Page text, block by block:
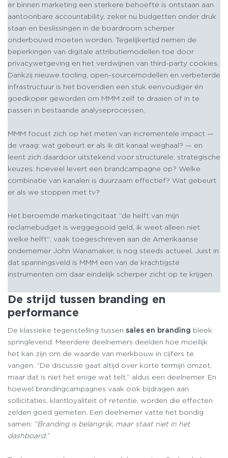
er binnen marketing een sterkere behoefte is ontstaan aan
aantoonbare accountability, zeker nu budgetten onder druk
staan en beslissingen in de boardroom scherper
onderbouwd moeten worden. Tegelijkertijd nemen de
beperkingen van digitale attributiemodellen toe door
privacywetgeving en het verdwijnen van third-party cookies.
Dankzij nieuwe tooling, open-sourcemodellen en verbeterde
infrastructuur is het bovendien een stuk eenvoudiger én
goedkoper geworden om MMM zelf te draaien of in te
passen in bestaande analyseprocessen.
MMM focust zich op het meten van incrementele impact —
de vraag: wat gebeurt er als ik dit kanaal weghaal? — en
leent zich daardoor uitstekend voor structurele, strategische
keuzes: hoeveel levert een brandcampagne op? Welke
combinatie van kanalen is duurzaam effectief? Wat gebeurt
er als we stoppen met tv?
Het beroemde marketingcitaat “de helft van mijn
reclamebudget is weggegooid geld, ik weet alleen niet
welke helft”, vaak toegeschreven aan de Amerikaanse
ondernemer John Wanamaker, is nog steeds actueel. Juist in
dat spanningsveld is MMM een van de krachtigste
instrumenten om daar eindelijk scherper zicht op te krijgen.
De strijd tussen branding en
performance
De klassieke tegenstelling tussen sales en branding bleek
springlevend. Meerdere deelnemers deelden hoe moeilijk
het kan zijn om de waarde van merkbouw in cijfers te
vangen. “De discussie gaat altijd over korte termijn omzet,
maar dat is niet het enige wat telt,” aldus een deelnemer. En
hoewel brandingcampagnes vaak ook bijdragen aan
sollicitaties, klantloyaliteit of retentie, worden die effecten
zelden goed gemeten. Een deelnemer vatte het bondig
samen: “Branding is belangrijk, maar staat niet in het
dashboard.”